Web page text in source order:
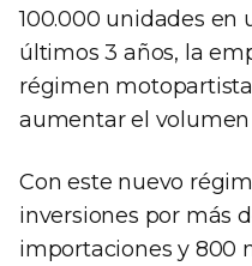
100.000 unidades en
últimos 3 años, la
régimen
aumentar el volumen
Con este nuevo
inversiones por más
importaciones y 800